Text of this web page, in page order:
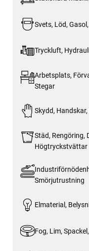
Svets, Löd,
Tryckluft,
Arbetsplats,
Stegar
Skydd,
Städ, Rengöring,
Högtryckstvättar
Smörjutrustning
Elmaterial,
Fog, Lim,